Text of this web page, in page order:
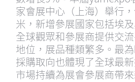
家會展中心（上海）舉行
米，新增參展國家包括埃
全球觀眾和參展商提供交
地位，展品種類繁多。最
採購取向也體現了全球最
市場持續為展會參展商帶來